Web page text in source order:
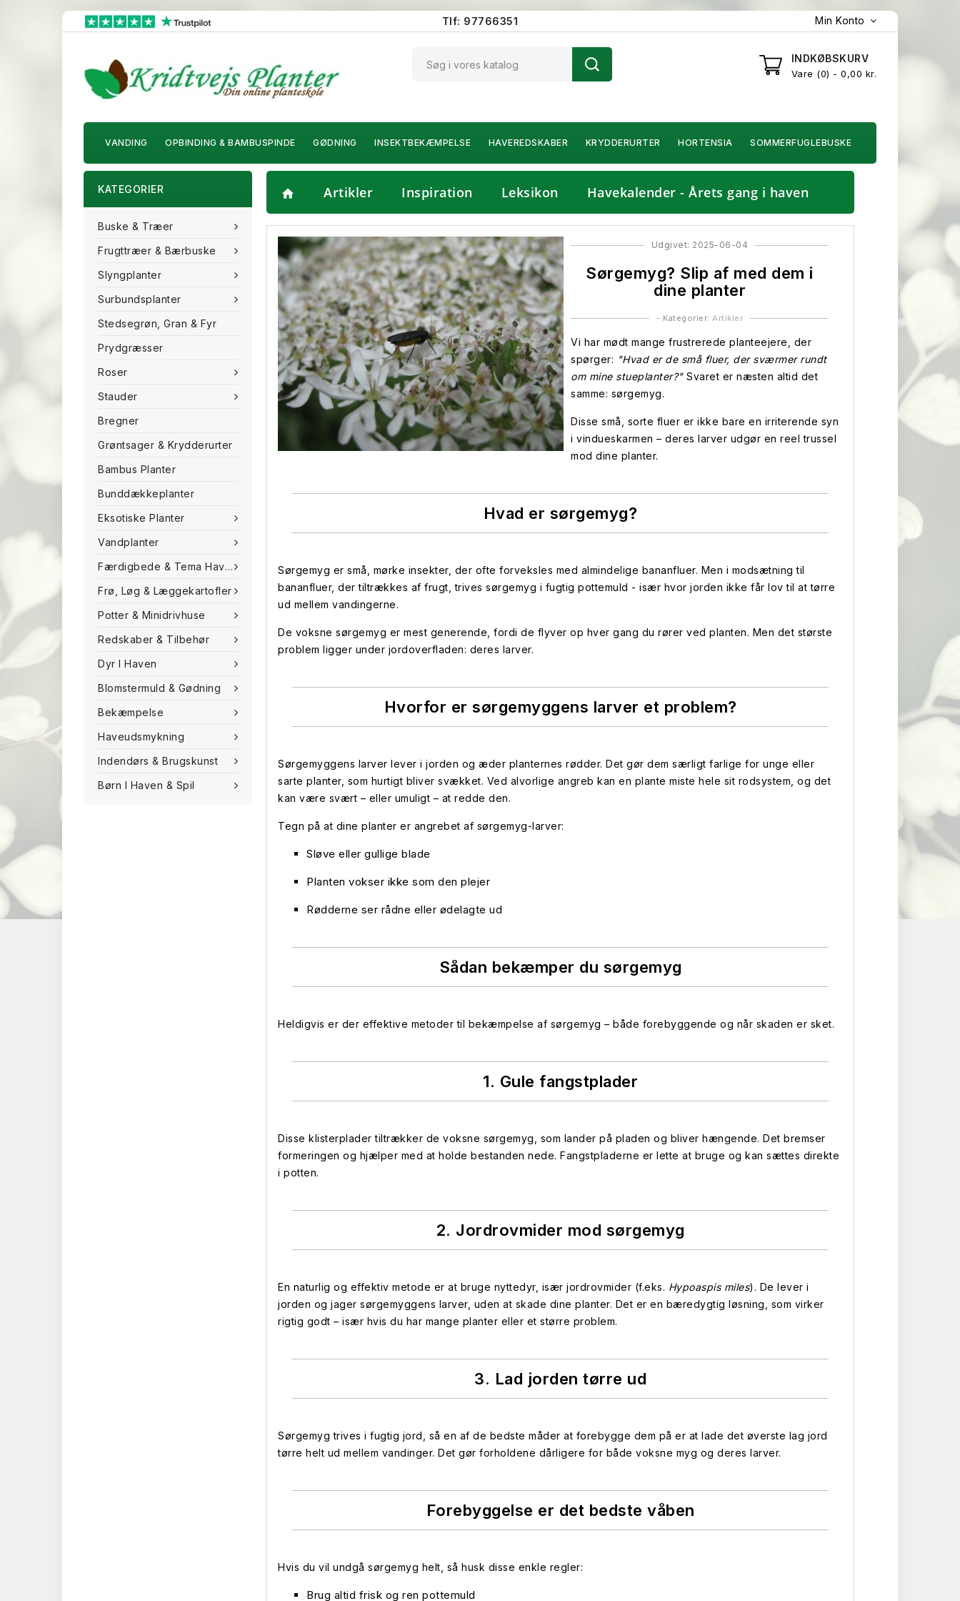
Tlf: 97766351 Min Konto
INDKØBSKURV
Vare 0 - 0,00 kr.
VANDING OPBINDING & BAMBUSPINDE GØDNING INSEKTBEKÆMPELSE HAVEREDSKABER KRYDDERURTER HORTENSIA SOMMERFUGLEBUSKE
KATEGORIER
Buske & Træer
Frugttræer & Bærbuske
Slyngplanter
Surbundsplanter
Stedsegrøn, Gran & Fyr
Prydgræsser
Roser
Stauder
Bregner
Grøntsager & Krydderurter
Bambus Planter
Bunddækkeplanter
Eksotiske Planter
Vandplanter
Færdigbede & Tema Haven
Frø, Løg & Læggekartofler
Potter & Minidrivhuse
Redskaber & Tilbehør
Dyr I Haven
Blomstermuld & Gødning
Bekæmpelse
Haveudsmykning
Indendørs & Brugskunst
Børn I Haven & Spil
home Artikler Inspiration Leksikon Havekalender - Årets gang i haven
Udgivet: 2025-06-04
Sørgemyg? Slip af med dem i
dine planter
- Kategorier:Artikler
Vi har mødt mange frustrerede planteejere, der
spørger: "Hvad er de små fluer, der sværmer rundt
om mine stueplanter?"Svaret er næsten altid det
samme: sørgemyg.
Disse små, sorte fluer er ikke bare en irriterende syn
i vindueskarmen – deres larver udgør en reel trussel
mod dine planter.
Hvad er sørgemyg?
Sørgemyg er små, mørke insekter, der ofte forveksles med almindelige bananfluer. Men i modsætning til
bananfluer, der tiltrækkes af frugt, trives sørgemyg i fugtig pottemuld - især hvor jorden ikke får lov til at tørre
ud mellem vandingerne.
De voksne sørgemyg er mest generende, fordi de flyver op hver gang du rører ved planten. Men det største
problem ligger under jordoverfladen: deres larver.
Hvorfor er sørgemyggens larver et problem?
Sørgemyggens larver lever i jorden og æder planternes rødder. Det gør dem særligt farlige for unge eller
sarte planter, som hurtigt bliver svækket. Ved alvorlige angreb kan en plante miste hele sit rodsystem, og det
kan være svært – eller umuligt – at redde den.
Tegn på at dine planter er angrebet af sørgemyg-larver:
Sløve eller gullige blade
Planten vokser ikke som den plejer
Rødderne ser rådne eller ødelagte ud
Sådan bekæmper du sørgemyg
Heldigvis er der effektive metoder til bekæmpelse af sørgemyg – både forebyggende og når skaden er sket.
1. Gule fangstplader
Disse klisterplader tiltrækker de voksne sørgemyg, som lander på pladen og bliver hængende. Det bremser
formeringen og hjælper med at holde bestanden nede. Fangstpladerne er lette at bruge og kan sættes direkte
i potten.
2. Jordrovmider mod sørgemyg
En naturlig og effektiv metode er at bruge nyttedyr, især jordrovmider (f.eks. Hypoaspis miles). De lever i
jorden og jager sørgemyggens larver, uden at skade dine planter. Det er en bæredygtig løsning, som virker
rigtig godt – især hvis du har mange planter eller et større problem.
3. Lad jorden tørre ud
Sørgemyg trives i fugtig jord, så en af de bedste måder at forebygge dem på er at lade det øverste lag jord
tørre helt ud mellem vandinger. Det gør forholdene dårligere for både voksne myg og deres larver.
Forebyggelse er det bedste våben
Hvis du vil undgå sørgemyg helt, så husk disse enkle regler:
Brug altid frisk og ren pottemuld